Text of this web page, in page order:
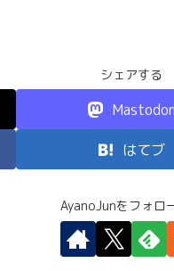
シェアする
Mastodon
はてブ
AyanoJunをフォロ